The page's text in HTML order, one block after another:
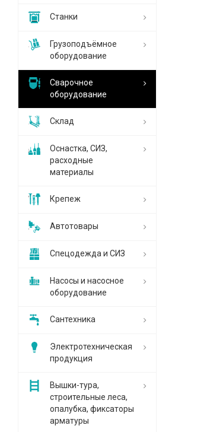
Станки
Грузоподъёмное
оборудование
Сварочное
оборудование
Склад
Оснастка, СИЗ,
расходные
материалы
Крепеж
Автотовары
Спецодежда и СИЗ
Насосы и насосное
оборудование
Сантехника
Электротехническая
продукция
Вышки-тура,
строительные леса,
опалубка, фиксаторы
арматуры